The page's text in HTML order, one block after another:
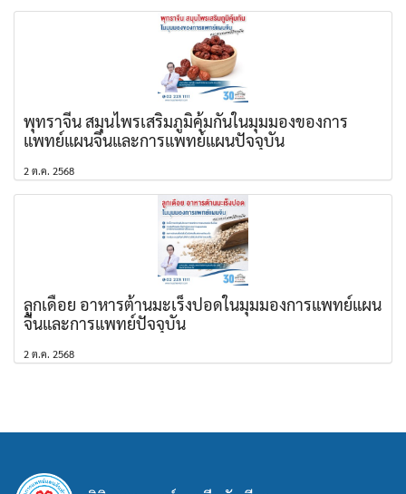
พุทราจีน สมุนไพรเสริมภูมิคุ้มกันในมุมมองของการ
แพทย์แผนจีนและการแพทย์แผนปัจจุบัน
2 ต.ค. 2568
ลูกเดือย อาหารต้านมะเร็งปอดในมุมมองการแพทย์แผน
จีนและการแพทย์ปัจจุบัน
2 ต.ค. 2568